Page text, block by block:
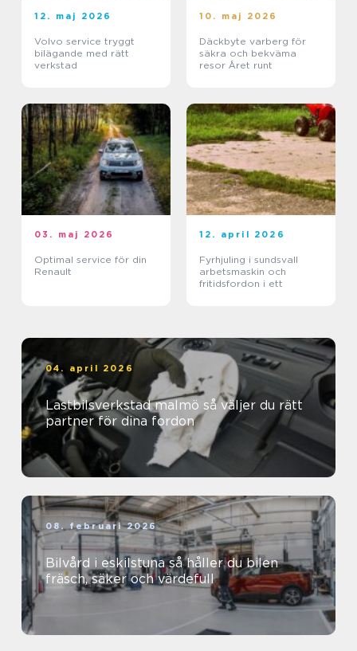
12. maj 2026
Volvo service tryggt
bilägande med rätt
verkstad
10. maj 2026
Däckbyte varberg för
säkra och bekväma
resor Året runt
03. maj 2026
Optimal service för din
Renault
12. april 2026
Fyrhjuling i sundsvall
arbetsmaskin och
fritidsfordon i ett
04. april 2026
Lastbilsverkstad malmö så väljer du rätt
partner för dina fordon
08. februari 2026
Bilvård i eskilstuna så håller du bilen
fräsch, säker och värdefull